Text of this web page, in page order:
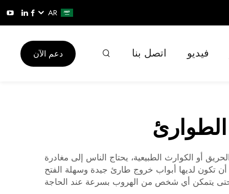
AR
فيديو اتصل بنا دعم الآن
أو الكوارث الطبيعية، يحتاج الناس إلى مغادرة
تكون لديها أبواب خروج طارئ جيدة وسهلة الفتح
حتى يتمكن أي شخص من الهروب بسرعة عند الحاجة